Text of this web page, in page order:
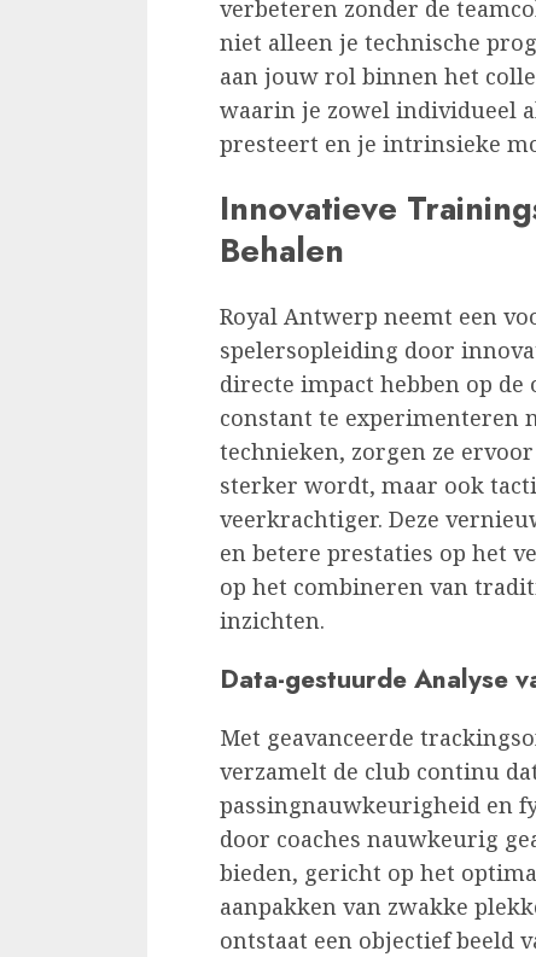
verbeteren zonder de
niet alleen je technische
aan jouw rol binnen het
waarin je zowel individueel
presteert en je intrinsieke
Innovatieve
Behalen
Royal Antwerp neemt een
spelersopleiding door
directe impact hebben op
constant te experimenteren
technieken, zorgen ze
sterker wordt, maar ook
veerkrachtiger. Deze
en betere prestaties op het
op het combineren van
inzichten.
Data-gestuurde Analyse
Met geavanceerde
verzamelt de club continu
passingnauwkeurigheid en
door coaches nauwkeurig
bieden, gericht op het
aanpakken van zwakke
ontstaat een objectief beeld